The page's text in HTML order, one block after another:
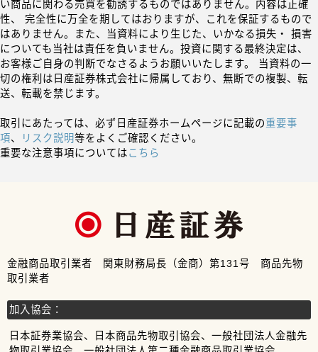
い商品に関わる売買を勧誘するものではありません。内容は正確
性、 完全性に万全を期してはおりますが、これを保証するもので
はありません。また、当資料により生じた、いかなる損失・ 損害
についても当社は責任を負いません。投資に関する最終決定は、
お客様ご自身の判断でなさるようお願いいたします。 当資料の一
切の権利は日産証券株式会社に帰属しており、無断での複製、転
送、転載を禁じます。
取引にあたっては、必ず日産証券ホームページに記載の重要事
項、 リスク説明等をよくご確認ください。
重要な注意事項についてはこちら
金融商品取引業者 関東財務局長（金商）第131号 商品先物
取引業者
加入協会：
日本証券業協会、日本商品先物取引協会、一般社団法人金融先